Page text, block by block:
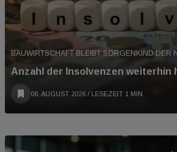
BAUWIRTSCHAFT BLEIBT SORGENKIND DER
Anzahl der Insolvenzen weiterhin
06. AUGUST 2026 / LESEZEIT 1 MIN